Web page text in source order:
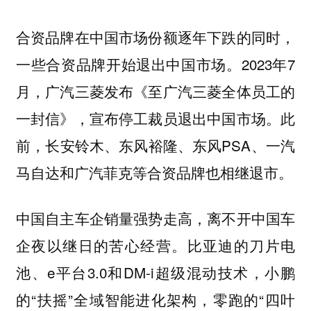
合资品牌在中国市场份额逐年下跌的同时，
一些合资品牌开始退出中国市场。2023年7
月，广汽三菱发布《至广汽三菱全体员工的
一封信》，宣布停工裁员退出中国市场。此
前，长安铃木、东风裕隆、东风PSA、一汽
马自达和广汽菲克等合资品牌也相继退市。
中国自主车企销量强势走高，离不开中国车
企夜以继日的苦心经营。比亚迪的刀片电
池、e平台3.0和DM-i超级混动技术，小鹏
的“扶摇”全域智能进化架构，零跑的“四叶